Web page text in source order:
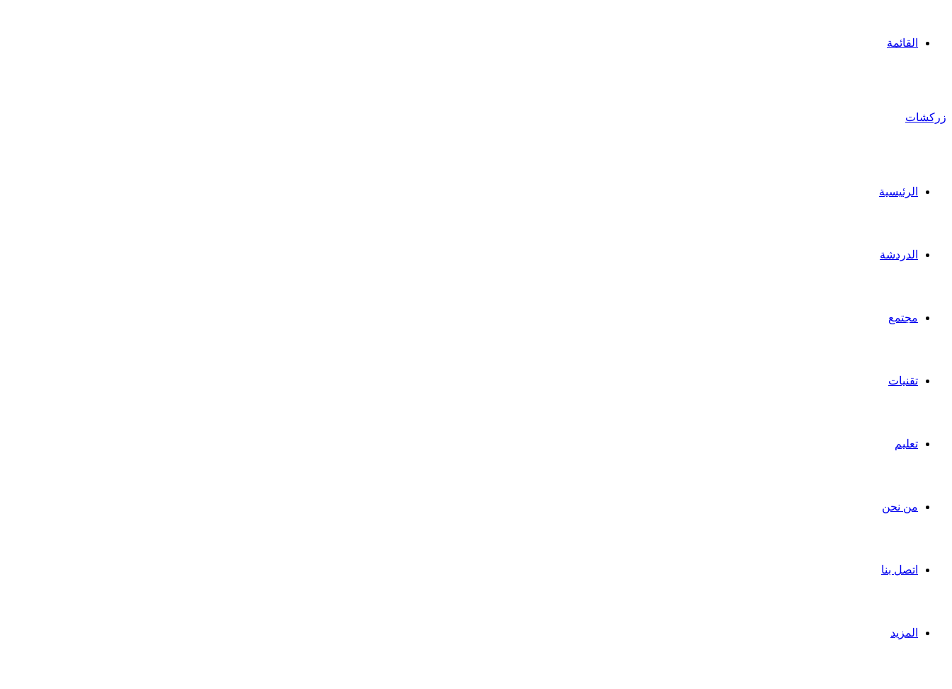
القائمة
زركشات
الرئيسية
الدردشة
مجتمع
تقنيات
تعليم
من نحن
اتصل بنا
المزيد